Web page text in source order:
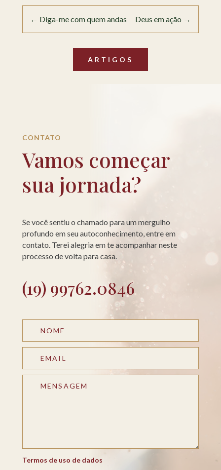
← Diga-me com quem andas Deus em ação →
ARTIGOS
CONTATO
Vamos começar
sua jornada?
Se você sentiu o chamado para um mergulho
profundo em seu autoconhecimento, entre em
contato. Terei alegria em te acompanhar neste
processo de volta para casa.
(19) 99762.0846
Termos de uso de dados